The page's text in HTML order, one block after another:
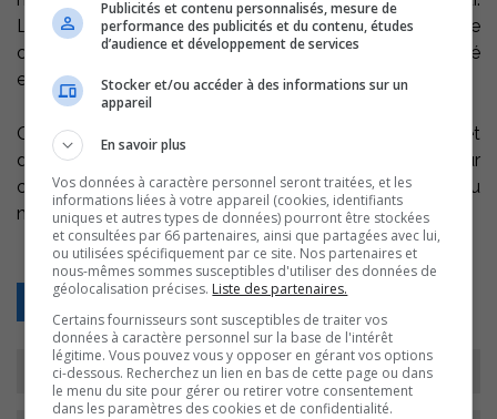
L’ouverture de l’église et l’exposition s’inscrivent dans le
contexte de la relance des municipalités de Saint-Aimé
et Massueville.
On peut visiter l’église les mardis, vendredis, samedis et
dimanches. Pour des visites de groupes ou pour
connaître les heures d’ouverture, on peut téléphoner au
numéros 788-3120 ou 788-2230.
Retour
Publicités et contenu personnalisés, mesure de
performance des publicités et du contenu, études
d’audience et développement de services
Stocker et/ou accéder à des informations sur un
appareil
En savoir plus
Vos données à caractère personnel seront traitées, et les
informations liées à votre appareil (cookies, identifiants
uniques et autres types de données) pourront être stockées
et consultées par 66 partenaires, ainsi que partagées avec lui,
ou utilisées spécifiquement par ce site. Nos partenaires et
nous-mêmes sommes susceptibles d'utiliser des données de
géolocalisation précises. Liste des partenaires.
Certains fournisseurs sont susceptibles de traiter vos
données à caractère personnel sur la base de l'intérêt
légitime. Vous pouvez vous y opposer en gérant vos options
ci-dessous. Recherchez un lien en bas de cette page ou dans
le menu du site pour gérer ou retirer votre consentement
dans les paramètres des cookies et de confidentialité.